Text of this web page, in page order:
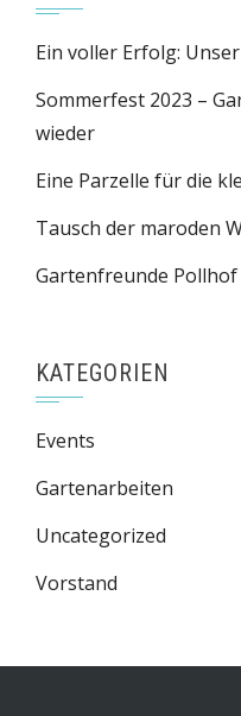
Ein voller Erfolg:
Sommerfest 2023 –
wieder
Eine Parzelle für die
Tausch der maroden
Gartenfreunde
KATEGORIEN
Events
Gartenarbeiten
Uncategorized
Vorstand